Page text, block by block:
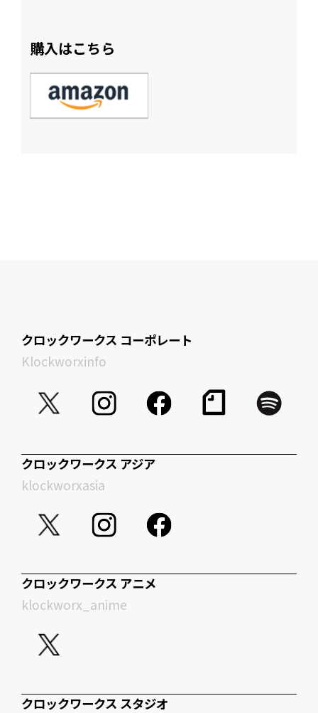
購入はこちら
クロックワークス コーポレート
Klockworxinfo
クロックワークス アジア
klockworxasia
クロックワークス アニメ
klockworx_anime
クロックワークス スタジオ